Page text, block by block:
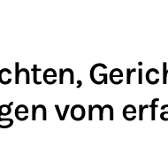
vom